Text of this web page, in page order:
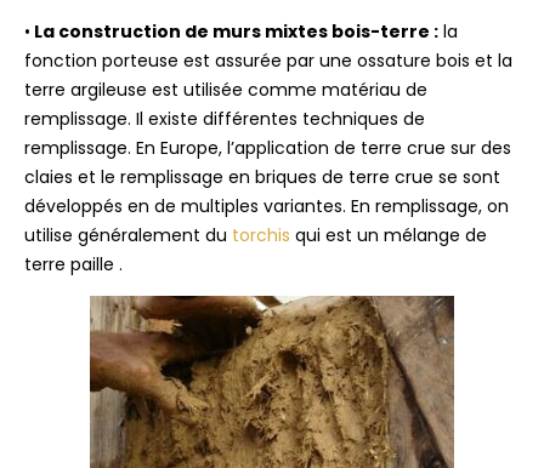
• La construction de murs mixtes bois-terre : la
fonction porteuse est assurée par une ossature bois et la
terre argileuse est utilisée comme matériau de
remplissage. Il existe différentes techniques de
remplissage. En Europe, l’application de terre crue sur des
claies et le remplissage en briques de terre crue se sont
développés en de multiples variantes. En remplissage, on
utilise généralement du torchis qui est un mélange de
terre paille .